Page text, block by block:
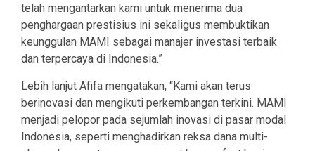
telah mengantarkan kami untuk menerima dua
penghargaan prestisius ini sekaligus membuktikan
keunggulan MAMI sebagai manajer investasi terbaik
dan terpercaya di Indonesia.”
Lebih lanjut Afifa mengatakan, “Kami akan terus
berinovasi dan mengikuti perkembangan terkini. MAMI
menjadi pelopor pada sejumlah inovasi di pasar modal
Indonesia, seperti menghadirkan reksa dana multi-